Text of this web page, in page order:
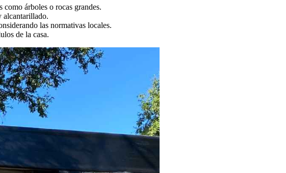
como árboles o rocas grandes.
alcantarillado.
las normativas locales.
de la casa.